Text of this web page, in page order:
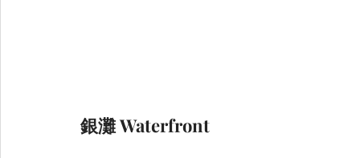
銀灘 Waterfront